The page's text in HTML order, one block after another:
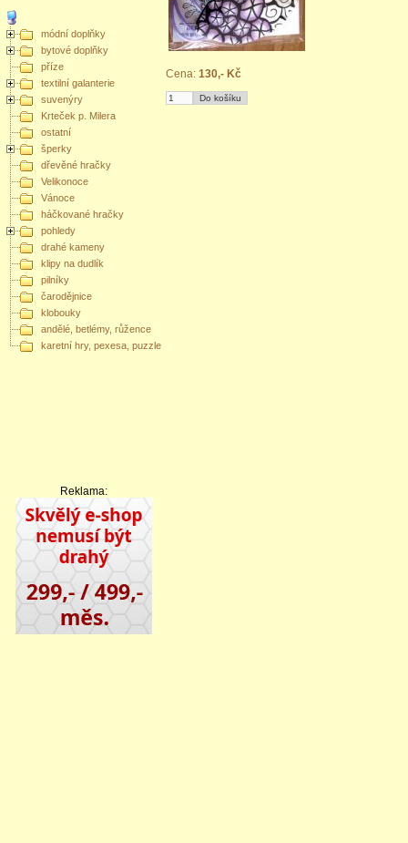
módní doplňky
bytové doplňky
příze
textilní galanterie
suvenýry
Krteček p. Milera
ostatní
šperky
dřevěné hračky
Velikonoce
Vánoce
háčkované hračky
pohledy
drahé kameny
klipy na dudlík
pilníky
čarodějnice
klobouky
andělé, betlémy, růžence
karetní hry, pexesa, puzzle
Reklama:
Cena: 130,- Kč